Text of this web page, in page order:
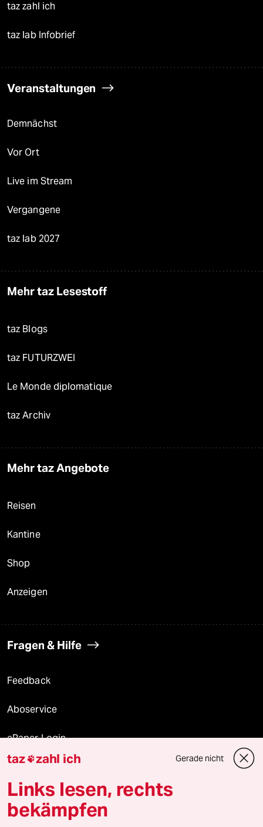
taz zahl ich
taz lab Infobrief
Veranstaltungen
Demnächst
Vor Ort
Live im Stream
Vergangene
taz lab 2027
Mehr taz Lesestoff
taz Blogs
taz FUTURZWEI
Le Monde diplomatique
taz Archiv
Mehr taz Angebote
Reisen
Kantine
Shop
Anzeigen
Fragen & Hilfe
Feedback
Aboservice
ePaper Login
Downloads für Abonnierende
© 2026 taz Verlags und Vertriebs GmbH
taz zahl ich Gerade nicht
Links lesen, rechts
bekämpfen